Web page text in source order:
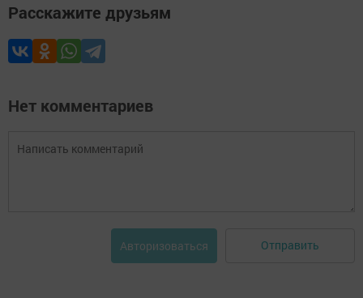
Расскажите друзьям
Нет комментариев
Авторизоваться Отправить